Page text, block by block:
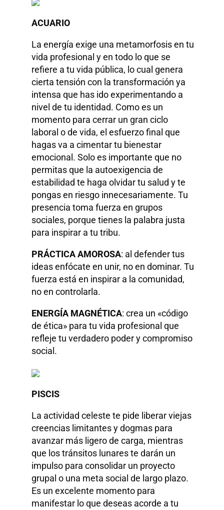
ACUARIO
La energía exige una metamorfosis en tu
vida profesional y en todo lo que se
refiere a tu vida pública, lo cual genera
cierta tensión con la transformación ya
intensa que has ido experimentando a
nivel de tu identidad. Como es un
momento para cerrar un gran ciclo
laboral o de vida, el esfuerzo final que
hagas va a cimentar tu bienestar
emocional. Solo es importante que no
permitas que la autoexigencia de
estabilidad te haga olvidar tu salud y te
pongas en riesgo innecesariamente. Tu
presencia toma fuerza en grupos
sociales, porque tienes la palabra justa
para inspirar a tu tribu.
PRÁCTICA AMOROSA: al defender tus
ideas enfócate en unir, no en dominar. Tu
fuerza está en inspirar a la comunidad,
no en controlarla.
ENERGÍA MAGNÉTICA: crea un «código
de ética» para tu vida profesional que
refleje tu verdadero poder y compromiso
social.
PISCIS
La actividad celeste te pide liberar viejas
creencias limitantes y dogmas para
avanzar más ligero de carga, mientras
que los tránsitos lunares te darán un
impulso para consolidar un proyecto
grupal o una meta social de largo plazo.
Es un excelente momento para
manifestar lo que deseas acorde a tu